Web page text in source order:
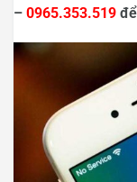
– 0965.353.519